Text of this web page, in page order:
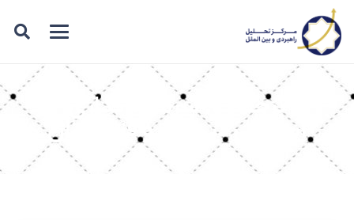
برچسب: سرمایه گذاری
اسرائیل در مصر و قزاقستان